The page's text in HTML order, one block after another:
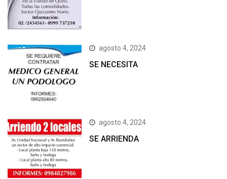
agosto 4, 2024
SE NECESITA
agosto 4, 2024
SE ARRIENDA